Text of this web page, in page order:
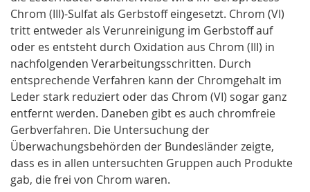
Chrom (III)-Sulfat als Gerbstoff eingesetzt. Chrom (VI)
tritt entweder als Verunreinigung im Gerbstoff auf
oder es entsteht durch Oxidation aus Chrom (III) in
nachfolgenden Verarbeitungsschritten. Durch
entsprechende Verfahren kann der Chromgehalt im
Leder stark reduziert oder das Chrom (VI) sogar ganz
entfernt werden. Daneben gibt es auch chromfreie
Gerbverfahren. Die Untersuchung der
Überwachungsbehörden der Bundesländer zeigte,
dass es in allen untersuchten Gruppen auch Produkte
gab, die frei von Chrom waren.